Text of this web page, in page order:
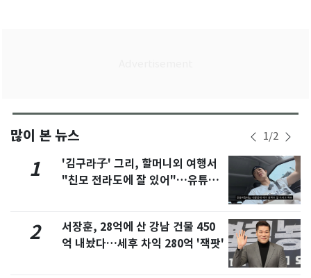
많이 본 뉴스 1/2
1
'김구라子' 그리, 할머니외 여행서
"친모 전라도에 잘 있어"…유튜브
2
서장훈, 28억에 산 강남 건물 450
억 내놨다…세후 차익 280억 '잭팟'